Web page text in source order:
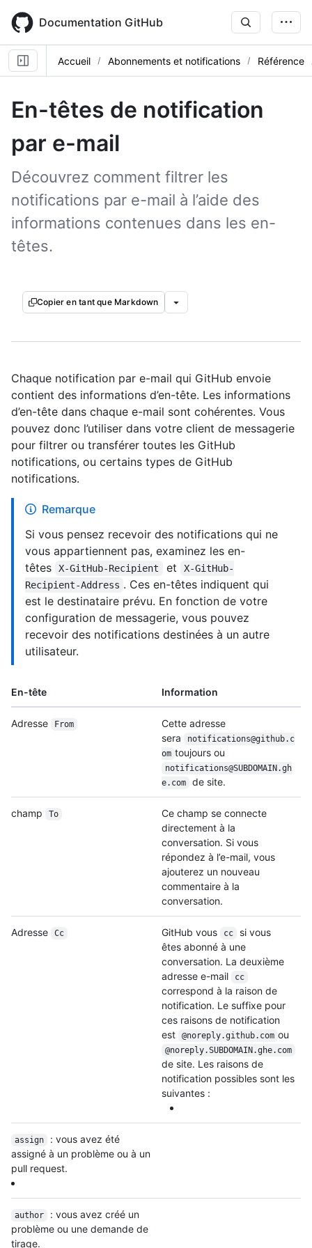
main
content
Documentation GitHub
Accueil Abonnements et notifications Référence
En-têtes de notification
par e-mail
Découvrez comment filtrer les
notifications par e-mail à l’aide des
informations contenues dans les en-
têtes.
Copier en tant que Markdown
Chaque notification par e-mail qui GitHub envoie
contient des informations d’en-tête. Les informations
d’en-tête dans chaque e-mail sont cohérentes. Vous
pouvez donc l’utiliser dans votre client de messagerie
pour filtrer ou transférer toutes les GitHub
notifications, ou certains types de GitHub
notifications.
Remarque
Si vous pensez recevoir des notifications qui ne
vous appartiennent pas, examinez les en-
têtes
X-GitHub-Recipient et
X-GitHub-
Recipient-Address . Ces en-têtes indiquent qui
est le destinataire prévu. En fonction de votre
configuration de messagerie, vous pouvez
recevoir des notifications destinées à un autre
utilisateur.
En-tête Information
Adresse From
Cette adresse
sera
notifications@github.c
om toujours ou
notifications@SUBDOMAIN.gh
e.com
de site.
champ To
Ce champ se connecte
directement à la
conversation. Si vous
répondez à l’e-mail, vous
ajouterez un nouveau
commentaire à la
conversation.
Adresse Cc GitHub vous cc
si vous
êtes abonné à une
conversation. La deuxième
adresse e-mail
cc
correspond à la raison de
notification. Le suffixe pour
ces raisons de notification
est
@noreply.github.com ou
@noreply.SUBDOMAIN.ghe.com
de site. Les raisons de
notification possibles sont les
suivantes :
assign
: vous avez été
assigné à un problème ou à un
pull request.
author
: vous avez créé un
problème ou une demande de
tirage.